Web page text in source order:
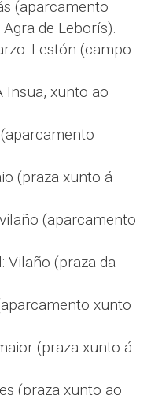
(aparcamento
de Leborís).
Lestón (campo
Insua, xunto ao
(praza xunto á
(aparcamento
Vilaño (praza da
xunto
(praza xunto á
(praza xunto ao